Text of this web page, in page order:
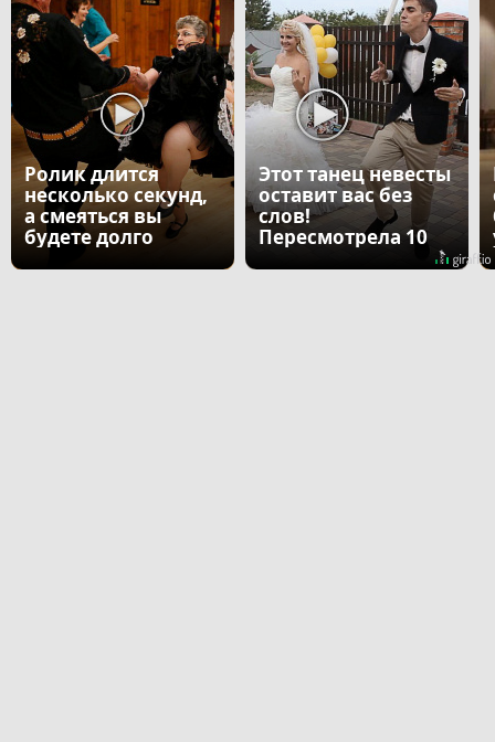
Ролик длится
несколько секунд,
а смеяться вы
будете долго
Этот танец невесты
оставит вас без
слов!
Пересмотрела 10